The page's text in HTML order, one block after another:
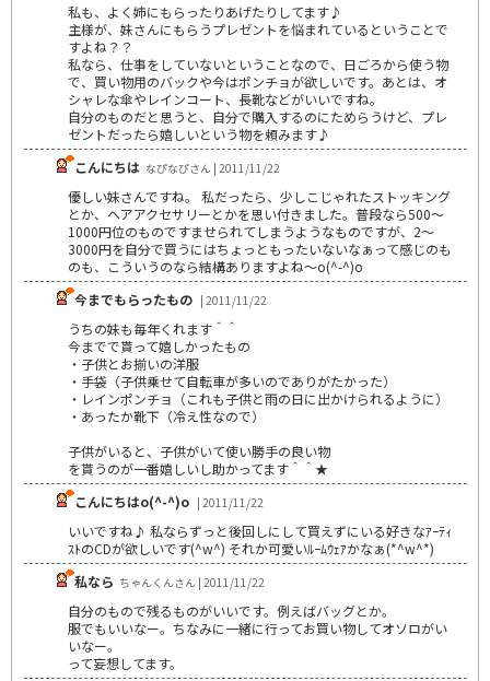
私も、よく姉にもらったりあげたりしてます♪
主様が、妹さんにもらうプレゼントを悩まれているということで
すよね？？
私なら、仕事をしていないということなので、日ごろから使う物
で、買い物用のバックや今はポンチョが欲しいです。あとは、オ
シャレな傘やレインコート、長靴などがいいですね。
自分のものだと思うと、自分で購入するのにためらうけど、プレ
ゼントだったら嬉しいという物を頼みます♪
こんにちは なぴなぴさん | 2011/11/22
優しい妹さんですね。 私だったら、少しこじゃれたストッキング
とか、ヘアアクセサリーとかを思い付きました。普段なら500～
1000円位のものですませられてしまうようなものですが、2～
3000円を自分で買うにはちょっともったいないなぁって感じのも
のも、こういうのなら結構ありますよね～o(^-^)o
今までもらったもの | 2011/11/22
うちの妹も毎年くれます＾＾
今までで貰って嬉しかったもの
・子供とお揃いの洋服
・手袋（子供乗せて自転車が多いのでありがたかった）
・レインポンチョ（これも子供と雨の日に出かけられるように）
・あったか靴下（冷え性なので）
子供がいると、子供がいて使い勝手の良い物
を貰うのが一番嬉しいし助かってます＾＾★
こんにちはo(^-^)o | 2011/11/22
いいですね♪ 私ならずっと後回しにして買えずにいる好きなｱｰﾃｨ
ｽﾄのCDが欲しいです(^w^) それか可愛いﾙｰﾑｳｪｱかなぁ(*^w^*)
私なら ちゃんくんさん | 2011/11/22
自分のもので残るものがいいです。例えばバッグとか。
服でもいいなー。ちなみに一緒に行ってお買い物してオソロがい
いなー。
って妄想してます。